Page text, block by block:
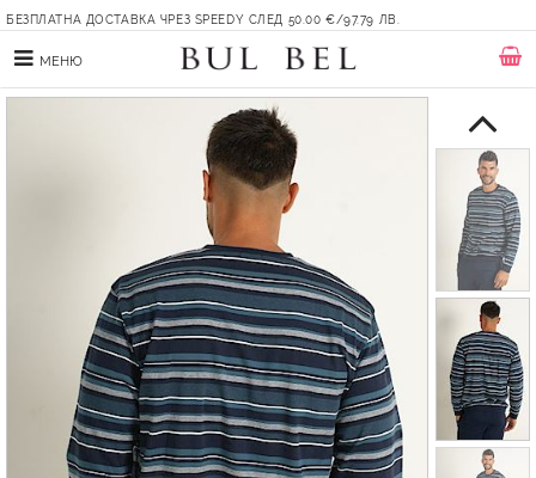
БЕЗПЛАТНА ДОСТАВКА ЧРЕЗ SPEEDY СЛЕД 50.00 €/97.79 ЛВ.
МЕНЮ